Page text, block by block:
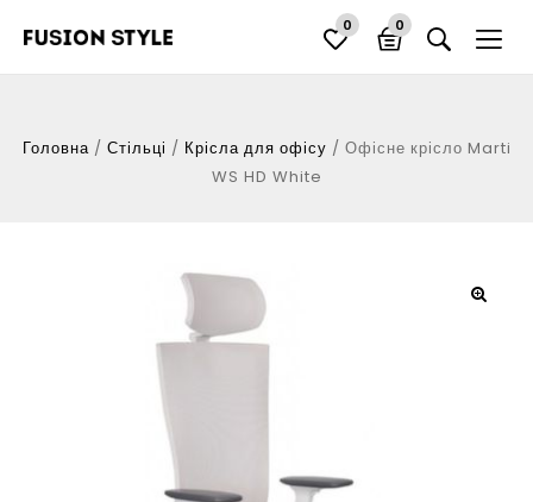
0 0
Головна/ Стільці / Крісла для офісу / Офісне крісло Marti
WS HD White